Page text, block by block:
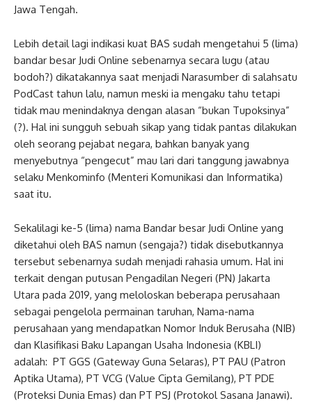
Jawa Tengah.
Lebih detail lagi indikasi kuat BAS sudah mengetahui 5 (lima)
bandar besar Judi Online sebenarnya secara lugu (atau
bodoh?) dikatakannya saat menjadi Narasumber di salahsatu
PodCast tahun lalu, namun meski ia mengaku tahu tetapi
tidak mau menindaknya dengan alasan “bukan Tupoksinya”
(?). Hal ini sungguh sebuah sikap yang tidak pantas dilakukan
oleh seorang pejabat negara, bahkan banyak yang
menyebutnya “pengecut” mau lari dari tanggung jawabnya
selaku Menkominfo (Menteri Komunikasi dan Informatika)
saat itu.
Sekalilagi ke-5 (lima) nama Bandar besar Judi Online yang
diketahui oleh BAS namun (sengaja?) tidak disebutkannya
tersebut sebenarnya sudah menjadi rahasia umum. Hal ini
terkait dengan putusan Pengadilan Negeri (PN) Jakarta
Utara pada 2019, yang meloloskan beberapa perusahaan
sebagai pengelola permainan taruhan, Nama-nama
perusahaan yang mendapatkan Nomor Induk Berusaha (NIB)
dan Klasifikasi Baku Lapangan Usaha Indonesia (KBLI)
adalah: PT GGS (Gateway Guna Selaras), PT PAU (Patron
Aptika Utama), PT VCG (Value Cipta Gemilang), PT PDE
(Proteksi Dunia Emas) dan PT PSJ (Protokol Sasana Janawi).